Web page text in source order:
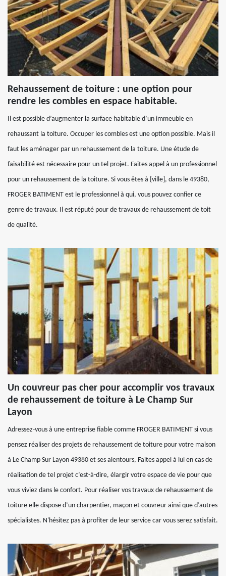
Rehaussement de toiture : une option pour
rendre les combles en espace habitable.
Il est possible d’augmenter la surface habitable d’un immeuble en
rehaussant la toiture. Occuper les combles est une option possible. Mais il
faut les aménager par un rehaussement de la toiture. Une étude de
faisabilité est nécessaire pour un tel projet. Faites appel à un professionnel
pour un rehaussement de la toiture. Si vous êtes à {ville], dans le 49380,
FROGER BATIMENT est le professionnel à qui, vous pouvez confier ce
genre de travaux. Il est réputé pour de travaux de rehaussement de toit
de qualité.
Un couvreur pas cher pour accomplir vos travaux
de rehaussement de toiture à Le Champ Sur
Layon
Adressez-vous à une entreprise fiable comme FROGER BATIMENT si vous
pensez réaliser des projets de rehaussement de toiture pour votre maison
à Le Champ Sur Layon 49380 et ses alentours, Faites appel à lui en cas de
réalisation de tel projet c’est-à-dire, élargir votre espace de vie pour que
vous viviez dans le confort. Pour réaliser vos travaux de rehaussement de
toiture elle dispose d’un charpentier, maçon et couvreur ainsi que d’autres
spécialistes. N'hésitez pas à profiter de leur service car vous serez satisfait.